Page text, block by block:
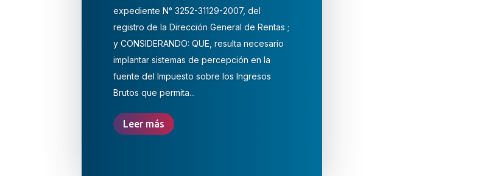
expediente N° 3252-31129-2007, del
registro de la Dirección General de Rentas ;
y CONSIDERANDO: QUE, resulta necesario
implantar sistemas de percepción en la
fuente del Impuesto sobre los Ingresos
Brutos que permita...
Leer más